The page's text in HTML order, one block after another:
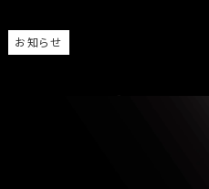
お知らせ